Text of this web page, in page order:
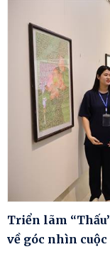
Triển lãm
về góc nhìn